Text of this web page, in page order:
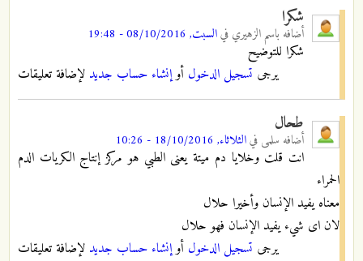
شكرا
أضافه باسم الزهيري فيالسبت, 08/10/2016 - 19:48
شكرا للتوضيح
يرجى تسجيل الدخول أوإنشاء حساب جديد لإضافة تعليقات
طحال
أضافه سلمى فيالثلاثاء, 18/10/2016 - 10:26
انت قلت وخلايا دم ميتة يعنى الطبي هو مركز إنتاج الكريات الدم
الحمراء
معناه يفيد الإنسان وأخيرا حلال
لان اى شيء يفيد الإنسان فهو حلال
يرجى تسجيل الدخول أوإنشاء حساب جديد لإضافة تعليقات